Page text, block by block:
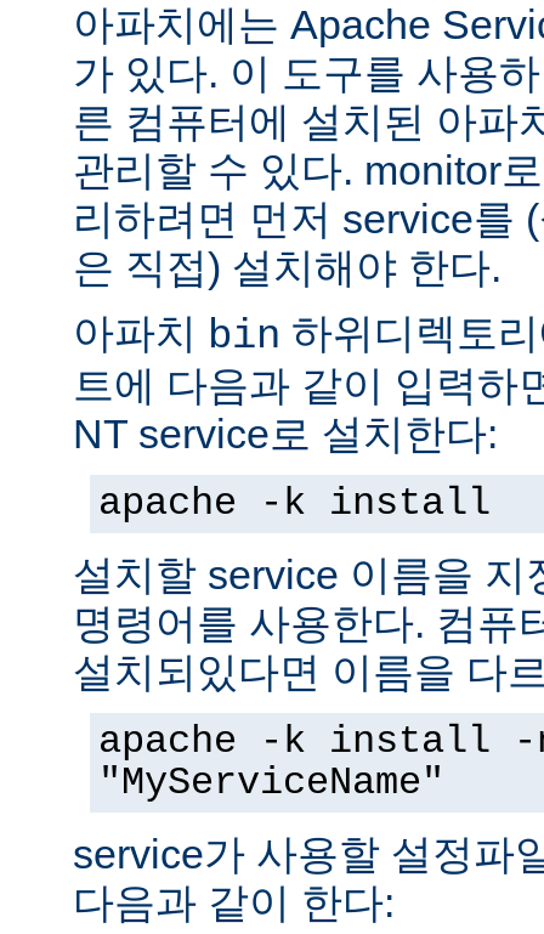
아파치에는 Apache
가 있다. 이 도구를 사용
른 컴퓨터에 설치된 아파
관리할 수 있다. monitor
리하려면 먼저 service를
은 직접) 설치해야 한다.
아파치 bin 하위디렉토
트에 다음과 같이 입력하
NT service로 설치한다:
apache -k install
설치할 service 이름을 지
명령어를 사용한다. 컴퓨
설치되있다면 이름을 다
apache -k install -
"MyServiceName"
service가 사용할 설정파
다음과 같이 한다: